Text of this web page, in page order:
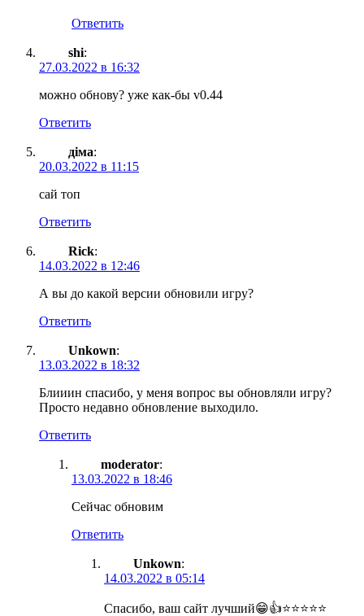
Ответить
shi:
27.03.2022 в 16:32
можно обнову? уже как-бы v0.44
Ответить
діма:
20.03.2022 в 11:15
сай топ
Ответить
Rick:
14.03.2022 в 12:46
А вы до какой версии обновили игру?
Ответить
Unkown:
13.03.2022 в 18:32
Блииин спасибо, у меня вопрос вы обновляли игру?
Просто недавно обновление выходило.
Ответить
moderator:
13.03.2022 в 18:46
Сейчас обновим
Ответить
Unkown:
14.03.2022 в 05:14
Спасибо, ваш сайт лучший😁👍⭐⭐⭐⭐⭐